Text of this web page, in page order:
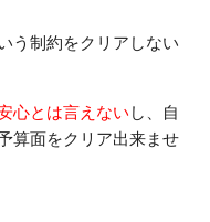
う制約をクリアしない
心とは言えない し、自
算面をクリア出来ませ